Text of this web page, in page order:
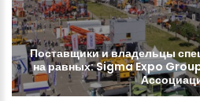
Поставщикиивладельцы
наравных:SigmaExpo